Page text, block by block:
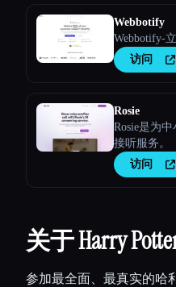
Webbotify
Webbotify-
访问
Rosie
Rosie是为
接听服务。
访问
关于 Harry
参加最全面、最真实的哈